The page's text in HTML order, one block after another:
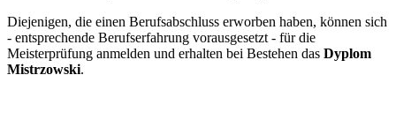
Diejenigen, die einen Berufsabschluss erworben haben, können sich
- entsprechende Berufserfahrung vorausgesetzt - für die
Meisterprüfung anmelden und erhalten bei Bestehen das Dyplom
Mistrzowski.